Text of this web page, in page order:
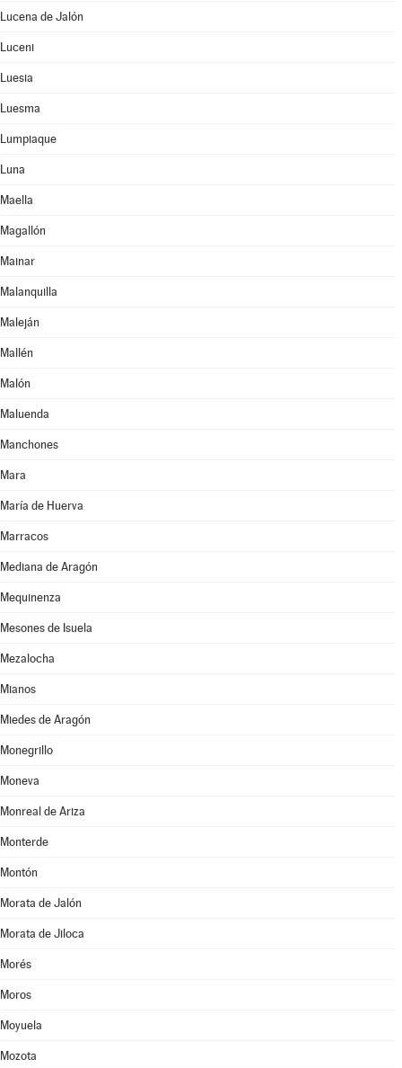
Lucena de Jalón
Luceni
Luesia
Luesma
Lumpiaque
Luna
Maella
Magallón
Mainar
Malanquilla
Maleján
Mallén
Malón
Maluenda
Manchones
Mara
María de Huerva
Marracos
Mediana de Aragón
Mequinenza
Mesones de Isuela
Mezalocha
Mianos
Miedes de Aragón
Monegrillo
Moneva
Monreal de Ariza
Monterde
Montón
Morata de Jalón
Morata de Jiloca
Morés
Moros
Moyuela
Mozota